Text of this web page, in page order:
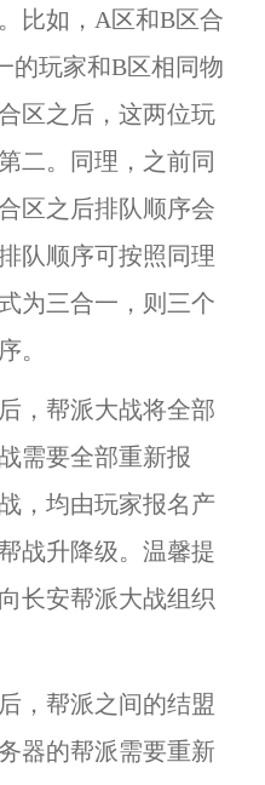
比如，A区和B区合
的玩家和B区相同物
区之后，这两位玩
二。同理，之前同
区之后排队顺序会
队顺序可按照同理
为三合一，则三个
。
帮派大战将全部
需要全部重新报
，均由玩家报名产
战升降级。 温馨提
长安帮派大战组织
帮派之间的结盟
器的帮派需要重新